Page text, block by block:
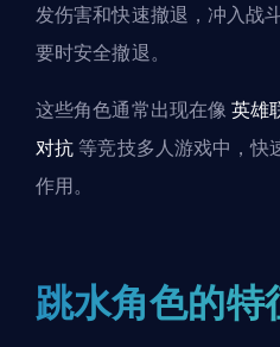
发伤害和快速撤退，冲入战
要时安全撤退。
这些角色通常出现在像英雄
对抗 等竞技多人游戏中，快
作用。
跳水角色的特